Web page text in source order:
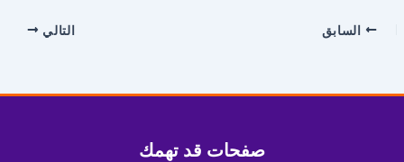
السابق التالي
صفحات قد تهمك